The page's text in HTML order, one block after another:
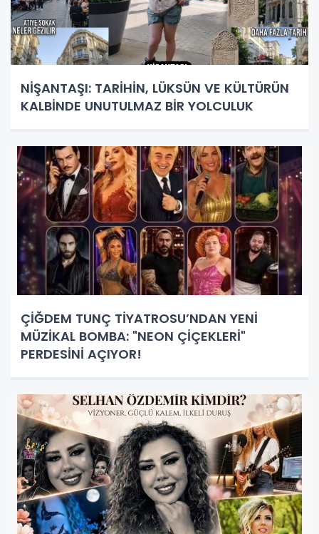
NİŞANTAŞI: TARİHİN, LÜKSÜN VE KÜLTÜRÜN
KALBİNDE UNUTULMAZ BİR YOLCULUK
ÇİĞDEM TUNÇ TİYATROSU’NDAN YENİ
MÜZİKAL BOMBA: "NEON ÇİÇEKLERİ"
PERDESİNİ AÇIYOR!